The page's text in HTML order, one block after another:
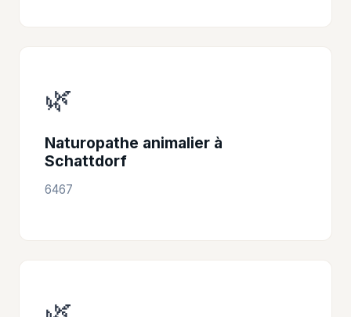
🌿
Naturopathe animalier à
Schattdorf
6467